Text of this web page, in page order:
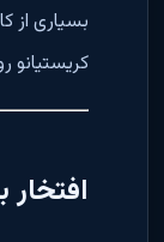
بسیاری از
کریستیانو
افتخار